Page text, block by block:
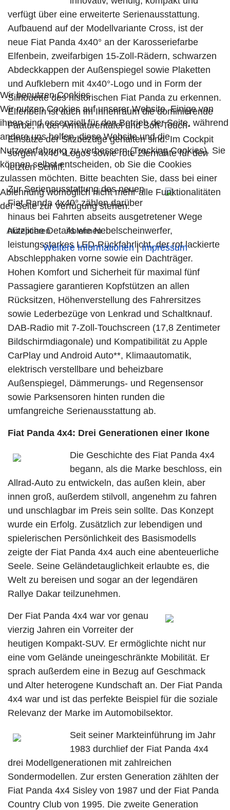
verfügt über eine erweiterte Serienausstattung.
Aufbauend auf der Modellvariante Cross, ist der
neue Fiat Panda 4x40° an der Karosseriefarbe
Elfenbein, zweifarbigen 15-Zoll-Rädern, schwarzen
Abdeckkappen der Außenspiegel sowie Plaketten
und Aufklebern mit 4x40°-Logo und in Form der
Silhouette des historischen Fiat Panda zu erkennen.
Elfenbein ist auch im Innenraum die dominierende
Farbe, in der Armaturentafel und Soft-Touch-
Einsätze der Sitzbezüge gehalten sind. Im Cockpit
sorgen 4x40°-Logos sowie rote Ziernähte für den
letzten Schliff.
Zur Serienausstattung des neuen
Fiat Panda 4x40° zählen darüber
hinaus bei Fahrten abseits ausgetretener Wege
nützliche Details wie Nebelscheinwerfer,
leistungsstarkes LED-Rückfahrlicht, der rot lackierte
Abschlepphaken vorne sowie ein Dachträger.
Hohen Komfort und Sicherheit für maximal fünf
Passagiere garantieren Kopfstützen an allen
Rücksitzen, Höhenverstellung des Fahrersitzes
sowie Lederbezüge von Lenkrad und Schaltknauf.
DAB-Radio mit 7-Zoll-Touchscreen (17,8 Zentimeter
Bildschirmdiagonale) und Kompatibilität zu Apple
CarPlay und Android Auto**, Klimaautomatik,
elektrisch verstellbare und beheizbare
Außenspiegel, Dämmerungs- und Regensensor
sowie Parksensoren hinten runden die
umfangreiche Serienausstattung ab.
Fiat Panda 4x4: Drei Generationen einer Ikone
Die Geschichte des Fiat Panda 4x4
begann, als die Marke beschloss, ein
Allrad-Auto zu entwickeln, das außen klein, aber
innen groß, außerdem stilvoll, angenehm zu fahren
und unschlagbar im Preis sein sollte. Das Konzept
wurde ein Erfolg. Zusätzlich zur lebendigen und
spielerischen Persönlichkeit des Basismodells
zeigte der Fiat Panda 4x4 auch eine abenteuerliche
Seele. Seine Geländetauglichkeit erlaubte es, die
Welt zu bereisen und sogar an der legendären
Rallye Dakar teilzunehmen.
Der Fiat Panda 4x4 war vor genau
vierzig Jahren ein Vorreiter der
heutigen Kompakt-SUV. Er ermöglichte nicht nur
eine vom Gelände uneingeschränkte Mobilität. Er
sprach außerdem eine in Bezug auf Geschmack
und Alter heterogene Kundschaft an. Der Fiat Panda
4x4 war und ist das perfekte Beispiel für die soziale
Relevanz der Marke im Automobilsektor.
Seit seiner Markteinführung im Jahr
1983 durchlief der Fiat Panda 4x4
drei Modellgenerationen mit zahlreichen
Sondermodellen. Zur ersten Generation zählten der
Fiat Panda 4x4 Sisley von 1987 und der Fiat Panda
Country Club von 1995. Die zweite Generation
Wir benutzen Cookies
Wir nutzen Cookies auf unserer Website. Einige von
ihnen sind essenziell für den Betrieb der Seite, während
andere uns helfen, diese Website und die
Nutzererfahrung zu verbessern (Tracking Cookies). Sie
können selbst entscheiden, ob Sie die Cookies
zulassen möchten. Bitte beachten Sie, dass bei einer
Ablehnung womöglich nicht mehr alle Funktionalitäten
der Seite zur Verfügung stehen.
Akzeptieren Ablehnen
Weitere Informationen|Impressum